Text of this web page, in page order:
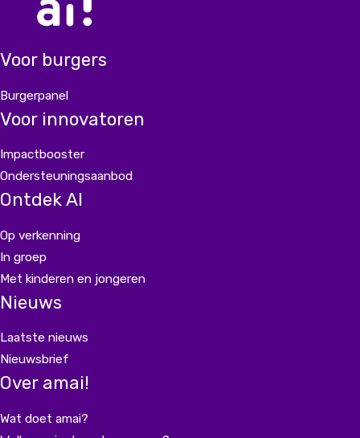
Voor burgers
Burgerpanel
Voor innovatoren
Impactbooster
Ondersteuningsaanbod
Ontdek AI
Op verkenning
In groep
Met kinderen en jongeren
Nieuws
Laatste nieuws
Nieuwsbrief
Over amai!
Wat doet amai?